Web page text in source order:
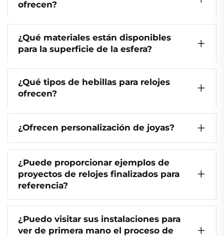
ofrecen?
¿Qué materiales están disponibles
para la superficie de la esfera?
¿Qué tipos de hebillas para relojes
ofrecen?
¿Ofrecen personalización de joyas?
¿Puede proporcionar ejemplos de
proyectos de relojes finalizados para
referencia?
¿Puedo visitar sus instalaciones para
ver de primera mano el proceso de